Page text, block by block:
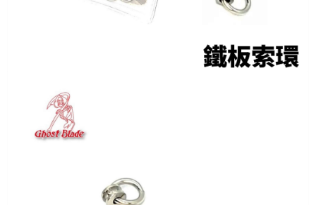
權轉讓予恩沛科技股份有限公司。
２．關於個人資料處理事宜，請瀏覽以下網址：
３．未成年的使用者請事先徵得法定代理人或監護人之同意方可使用
「AFTEE先享後付」，若未經同意申辦者引起之損失，本公司不負相關責
時審查核予不同之上限額度；若仍有額度不足之情形，本公司將視審查結果
請求用戶進行身份認證。
５．嚴禁一人註冊多個帳號或使用他人資訊註冊。若發現惡意使用之情形，
恩沛科技股份有限公司將有權停止該用戶之使用額度並採取法律行動。
每筆NT$100，滿NT$2,000(含以上)免運費
每筆NT$200，滿NT$3,000(含以上)免運費
國家/地區配送(**下單前請私訊客服確認實際運費(運費另
計)，訂單才得以成立**)